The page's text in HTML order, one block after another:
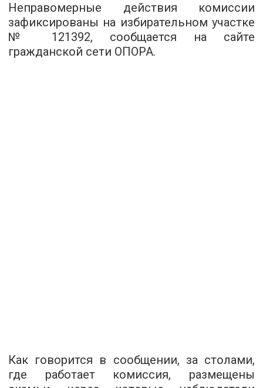
Неправомерные действия комиссии
зафиксированы на избирательном участке
№ 121392, сообщается на сайте
гражданской сети ОПОРА.
Как говорится в сообщении, за столами,
где работает комиссия, размещены